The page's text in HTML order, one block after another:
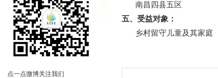
点一点微博关注我们
南昌四县五区
五、受益对象：
乡村留守儿童及其家庭